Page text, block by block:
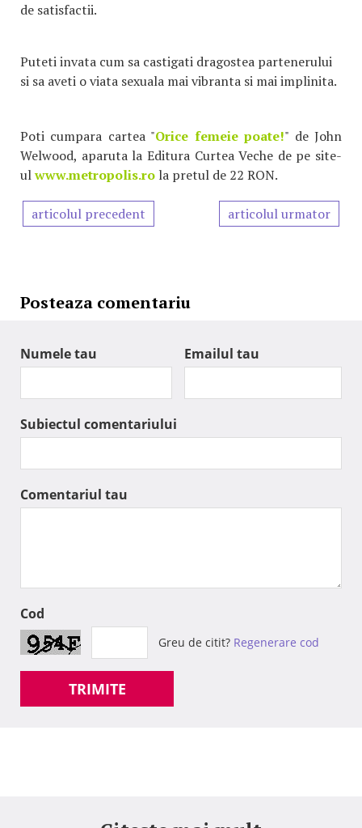
de satisfactii.
Puteti invata cum sa castigati dragostea partenerului
si sa aveti o viata sexuala mai vibranta si mai implinita.
Poti cumpara cartea "Orice femeie poate!" de John
Welwood, aparuta la Editura Curtea Veche de pe site-
ulwww.metropolis.ro la pretul de 22 RON.
articolul precedent articolul urmator
Posteaza comentariu
Numele tau Emailul tau
Subiectul comentariului
Comentariul tau
Cod
Greu de citit? Regenerare cod
TRIMITE